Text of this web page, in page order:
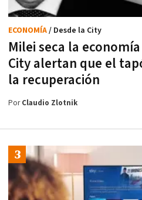
Milei seca la
City alertan que el
la recuperación
ECONOMÍA/ Desde la City
PorClaudio Zlotnik